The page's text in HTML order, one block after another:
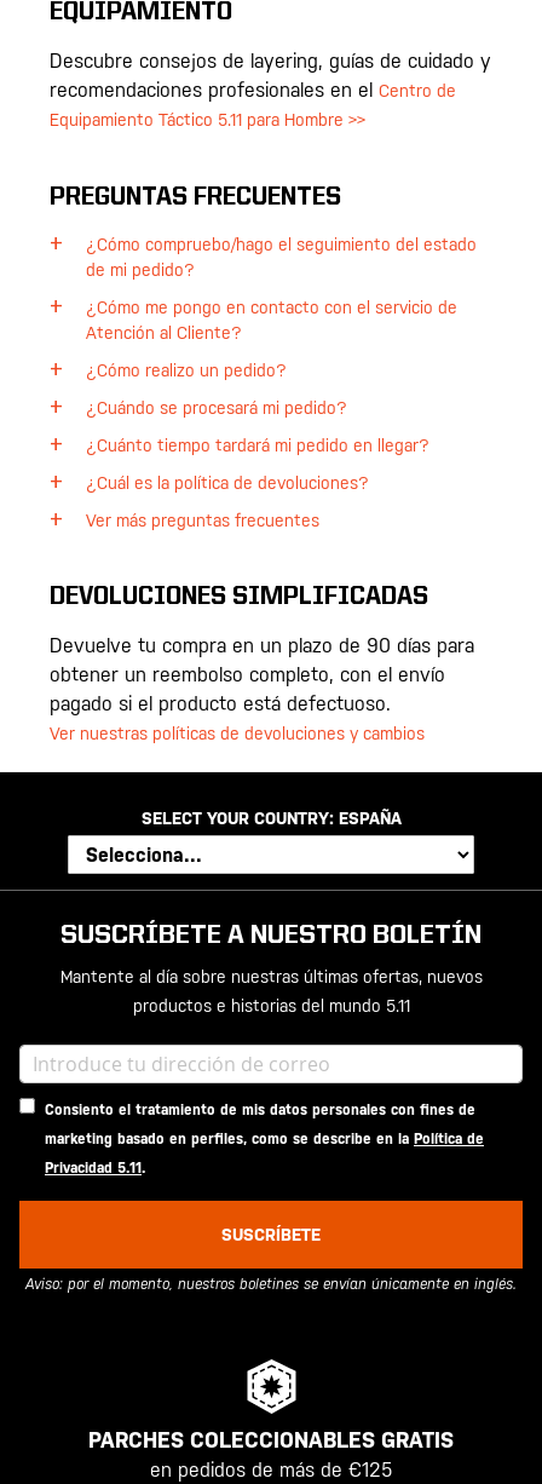
EQUIPAMIENTO
Descubre consejos de layering, guías de cuidado y
recomendaciones profesionales en el Centro de
Equipamiento Táctico 5.11 para Hombre >>
PREGUNTAS FRECUENTES
¿Cómo compruebo/hago el seguimiento del estado
de mi pedido?
¿Cómo me pongo en contacto con el servicio de
Atención al Cliente?
¿Cómo realizo un pedido?
¿Cuándo se procesará mi pedido?
¿Cuánto tiempo tardará mi pedido en llegar?
¿Cuál es la política de devoluciones?
Ver más preguntas frecuentes
DEVOLUCIONES SIMPLIFICADAS
Devuelve tu compra en un plazo de 90 días para
obtener un reembolso completo, con el envío
pagado si el producto está defectuoso.
Ver nuestras políticas de devoluciones y cambios
SELECT YOUR COUNTRY: ESPAÑA
SUSCRÍBETE A NUESTRO BOLETÍN
Mantente al día sobre nuestras últimas ofertas, nuevos
productos e historias del mundo 5.11
Consiento el tratamiento de mis datos personales con fines de
marketing basado en perfiles, como se describe en la Política de
Privacidad 5.11.
SUSCRÍBETE
Aviso: por el momento, nuestros boletines se envían únicamente en inglés.
PARCHES COLECCIONABLES GRATIS
en pedidos de más de €125